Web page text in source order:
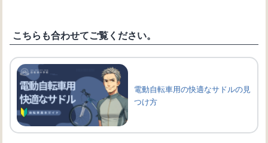
こちらも合わせてご覧ください。
電動自転車用の快適なサドルの見
つけ方